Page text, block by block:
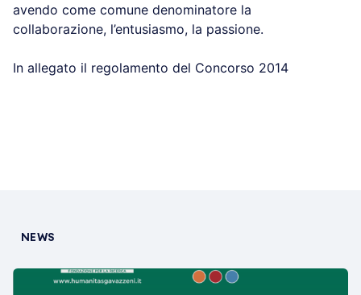
avendo come comune denominatore la
collaborazione, l’entusiasmo, la passione.
In allegato il regolamento del Concorso 2014
NEWS